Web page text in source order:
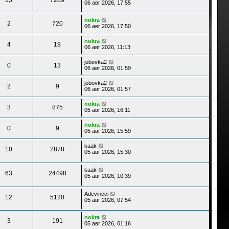
06 авг 2026, 17:55
2 720
nokra
06 авг 2026, 17:50
4 19
nokra
06 авг 2026, 11:13
0 13
jobovka2
06 авг 2026, 01:59
2 9
jobovka2
06 авг 2026, 01:57
3 875
nokra
05 авг 2026, 16:11
0 9
nokra
05 авг 2026, 15:59
10 2878
kaak
05 авг 2026, 15:30
63 24498
kaak
05 авг 2026, 10:39
12 5120
Adevincci
05 авг 2026, 07:54
3 191
nokra
05 авг 2026, 01:16